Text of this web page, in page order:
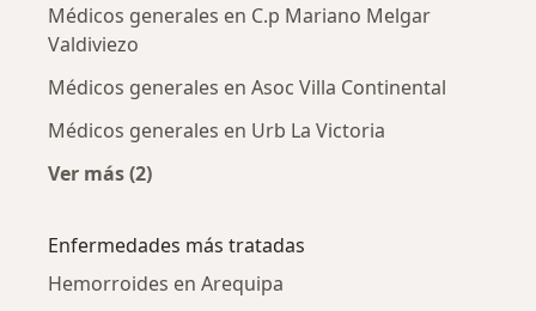
Médicos generales en C.p Mariano Melgar
Valdiviezo
Médicos generales en Asoc Villa Continental
Médicos generales en Urb La Victoria
Ver más (2)
Enfermedades más tratadas
Hemorroides en Arequipa